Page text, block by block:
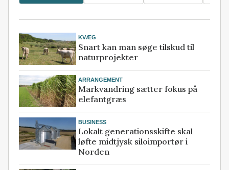
KVÆG
Snart kan man søge tilskud til
naturprojekter
ARRANGEMENT
Markvandring sætter fokus på
elefantgræs
BUSINESS
Lokalt generationsskifte skal
løfte midtjysk siloimportør i
Norden